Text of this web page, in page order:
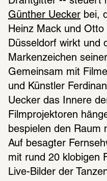
Günther Uecker bei,
Heinz Mack und Otto
Düsseldorf wirkt und
Markenzeichen
Gemeinsam mit
und Künstler
Uecker das Innere
Filmprojektoren
bespielen den Raum
Auf besagter
mit rund 20 klobigen
Live-Bilder der